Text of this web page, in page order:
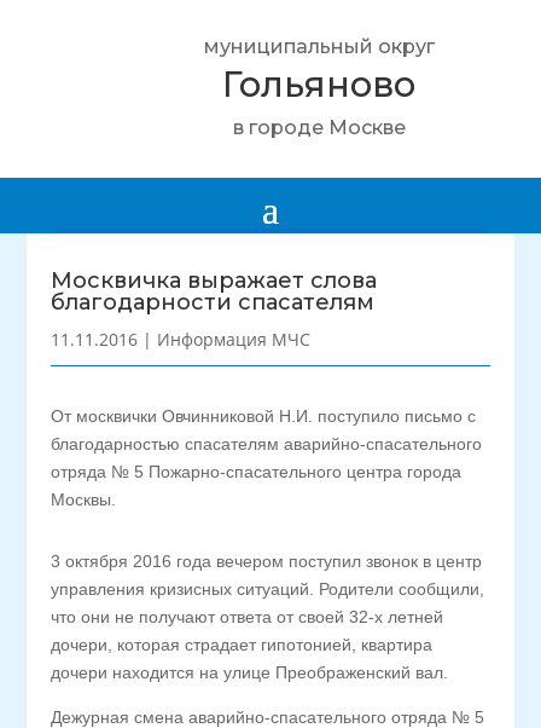
муниципальный округ
Гольяново
в городе Москве
Москвичка выражает слова
благодарности спасателям
11.11.2016 | Информация МЧС
От москвички Овчинниковой Н.И. поступило письмо с
благодарностью спасателям аварийно-спасательного
отряда № 5 Пожарно-спасательного центра города
Москвы.
3 октября 2016 года вечером поступил звонок в центр
управления кризисных ситуаций. Родители сообщили,
что они не получают ответа от своей 32-х летней
дочери, которая страдает гипотонией, квартира
дочери находится на улице Преображенский вал.
Дежурная смена аварийно-спасательного отряда № 5